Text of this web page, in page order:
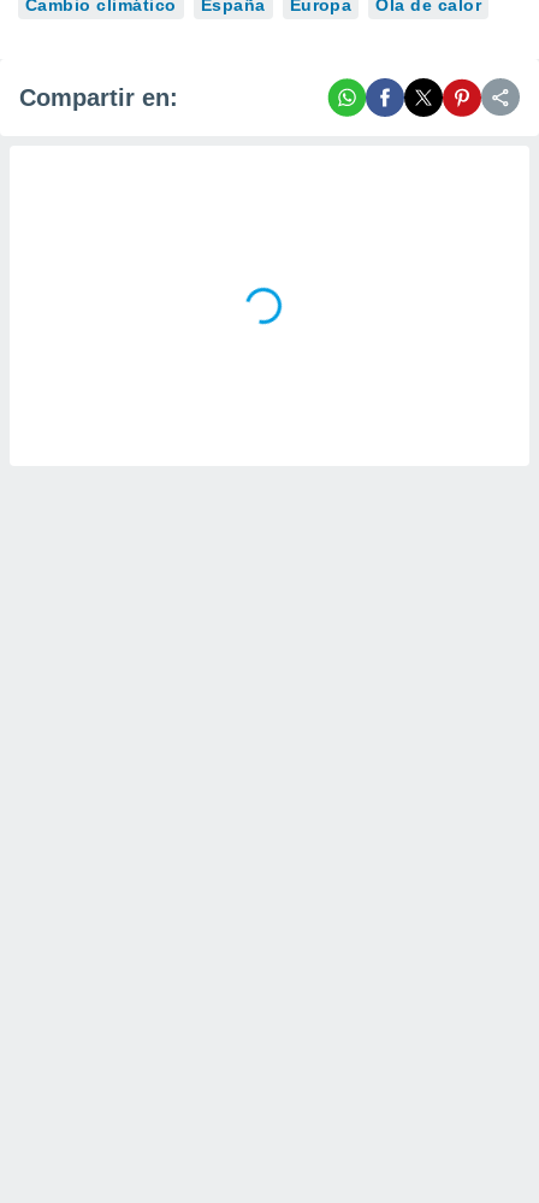
Cambio climático España Europa Ola de calor
Compartir en: